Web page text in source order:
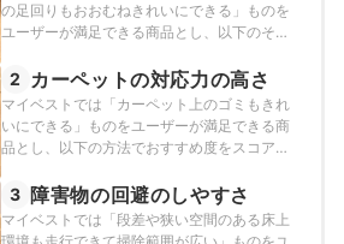
の足回りもおおむねきれいにできる」ものを
ユーザーが満足できる商品とし、以下のそれ
をスコア化しました。
2 カーペットの対応力の高さ
マイベストでは「カーペット上のゴミもきれ
いにできる」ものをユーザーが満足できる商
品とし、以下の方法でおすすめ度をスコア化
3 障害物の回避のしやすさ
マイベストでは「段差や狭い空間のある床上